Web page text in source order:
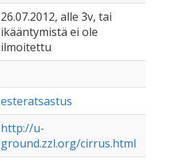
26.07.2012, alle 3v, tai
ikääntymistä ei ole
ilmoitettu
esteratsastus
http://u-
ground.zzl.org/cirrus.html